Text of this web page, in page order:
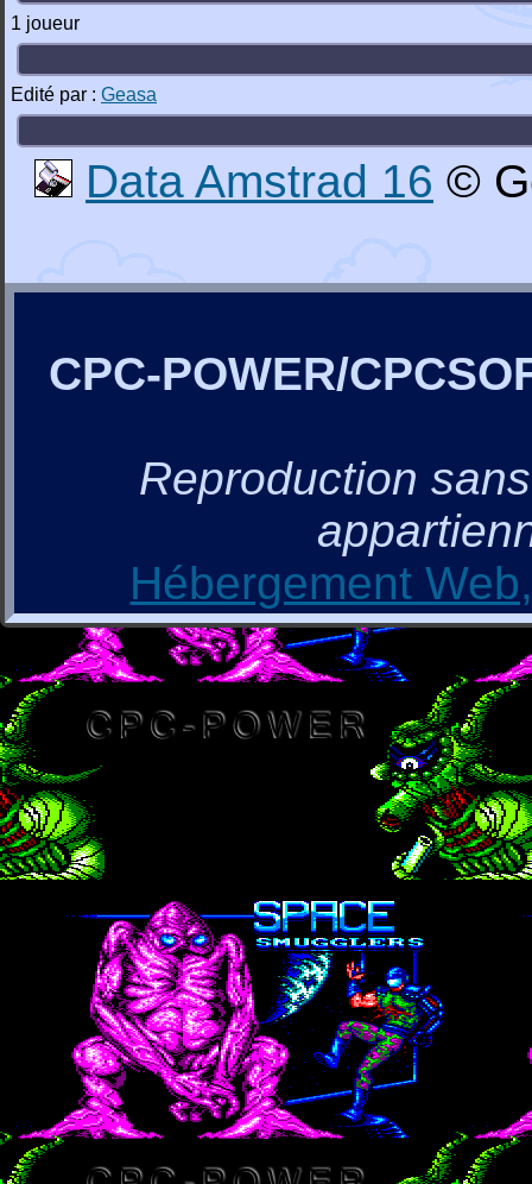
1 joueur
Edité par : Geasa
Data Amstrad 16 ©
CPC-POWER/
Reproduction
Hébergement